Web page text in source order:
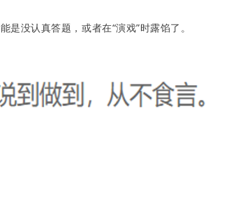
没认真答题，或者在“演戏”时露馅了。